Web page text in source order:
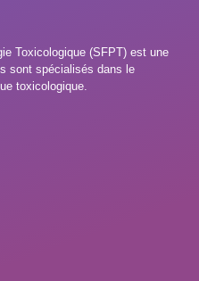
Toxicologique (SFPT) est une
sont spécialisés dans le
toxicologique.